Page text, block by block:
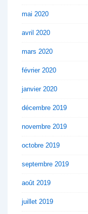
mai 2020
avril 2020
mars 2020
février 2020
janvier 2020
décembre 2019
novembre 2019
octobre 2019
septembre 2019
août 2019
juillet 2019